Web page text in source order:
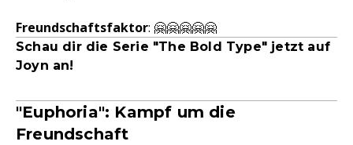
Freundschaftsfaktor: 🤗🤗🤗🤗🤗
Schau dir die Serie "The Bold Type" jetzt auf
Joyn an!
"Euphoria": Kampf um die
Freundschaft